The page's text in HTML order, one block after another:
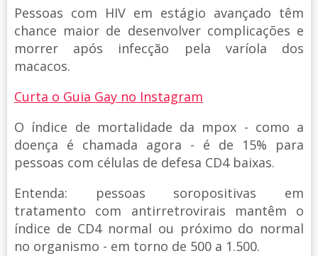
Pessoas com HIV em estágio avançado têm
chance maior de desenvolver complicações e
morrer após infecção pela varíola dos
macacos.
Curta o Guia Gay no Instagram
O índice de mortalidade da mpox - como a
doença é chamada agora - é de 15% para
pessoas com células de defesa CD4 baixas.
Entenda: pessoas soropositivas em
tratamento com antirretrovirais mantêm o
índice de CD4 normal ou próximo do normal
no organismo - em torno de 500 a 1.500.